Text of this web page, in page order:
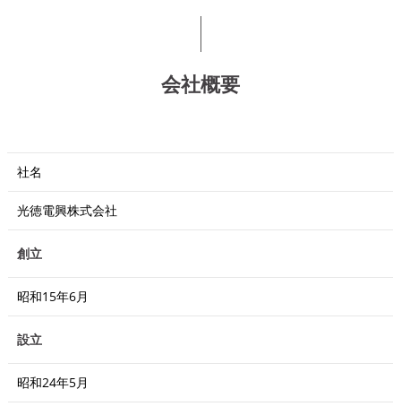
会社概要
社名
光徳電興株式会社
創立
昭和15年6月
設立
昭和24年5月